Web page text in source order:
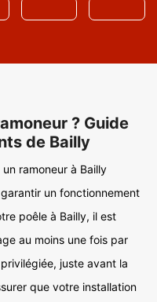
? Guide
de Bailly
ramoneur à Bailly
un fonctionnement
poêle à Bailly, il est
au moins une fois par
juste avant la
que votre installation